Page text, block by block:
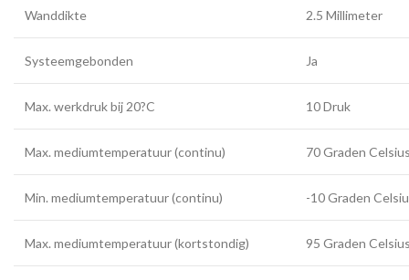
Wanddikte 2.5 Millimeter
Systeemgebonden Ja
Max. werkdruk bij 20?C 10 Druk
Max. mediumtemperatuur (continu) 70 Graden
Min. mediumtemperatuur (continu) -10 Graden
Max. mediumtemperatuur (kortstondig) 95 Graden